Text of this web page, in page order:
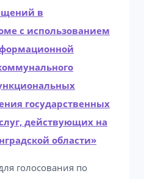
в
с использованием
государственных
действующих на
области»
голосования по